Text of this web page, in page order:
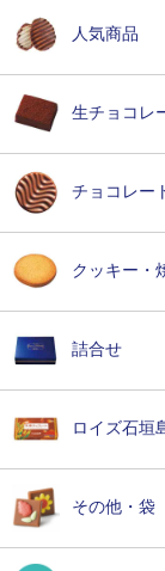
人気商品
生チョコレ
チョコレー
クッキー・
詰合せ
ロイズ石垣
その他・袋